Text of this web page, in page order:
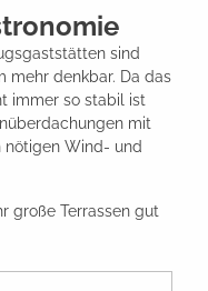
sind
mehr denkbar. Da das
immer so stabil ist
mit
nötigen Wind- und
große Terrassen gut